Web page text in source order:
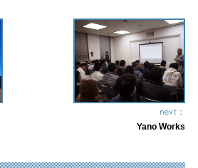
next：
Yano Works